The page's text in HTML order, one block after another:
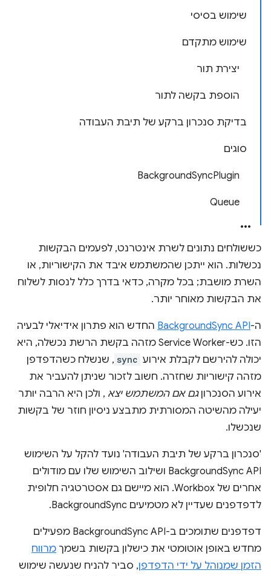
שימוש בסיסי
שימוש מתקדם
יצירת תור
הוספת בקשה לתור
בדיקת סנכרון ברקע של תיבת העבודה
סוגים
BackgroundSyncPlugin
Queue
כששולחים נתונים לשרת אינטרנט, לפעמים הבקשות
נכשלות. הוא ייתכן שהמשתמש איבד את הקישוריות, או
השרת מושבת; בכל מקרה, כדאי בדרך כלל לנסות לשלוח
את הבקשות מאוחר יותר.
ה-BackgroundSync API החדש הוא פתרון אידיאלי לבעיה
הזו. כש-Service Worker מזהה בקשת הרשת נכשלה, היא
יכולה להירשם לקבלת אירוע sync , שנשלח כשהדפדפן
מזהה קישוריות שחזרה. חשוב לזכור שניתן להעביר את
אירוע הסנכרוןגם אם המשתמש יצא , ולכן היא הרבה יותר
יעילה מהשיטה המסורתית מתבצע ניסיון חוזר של בקשות
שנכשלו.
'סנכרון ברקע של תיבת העבודה' נועד להקל על השימוש
BackgroundSync API ושילוב השימוש שלו עם מודולים
אחרים של Workbox. הוא מיישם גם אסטרטגיה חלופית
לדפדפנים שעדיין לא מטמיעים BackgroundSync.
דפדפנים שתומכים ב-BackgroundSync API מפעילים
מחדש באופן אוטומטי את כישלון בקשות בשמך מרווח
הזמן שמנוהל על ידי הדפדפן, סביר להניח שנעשה שימוש